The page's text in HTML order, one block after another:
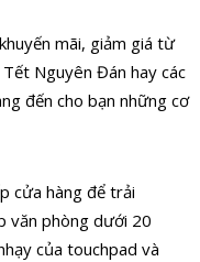
mãi, giảm giá từ
Nguyên Đán hay các
đến cho bạn những cơ
cửa hàng để trải
văn phòng dưới 20
của touchpad và